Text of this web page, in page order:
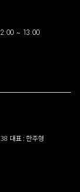
~ 13:00
대표 : 한주형